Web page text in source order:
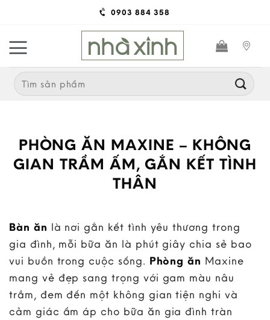
content
0903 884 358
Search
for:
PHÒNG ĂN MAXINE – KHÔNG
GIAN TRẦM ẤM, GẮN KẾT TÌNH
THÂN
Bàn ăn là nơi gắn kết tình yêu thương trong
gia đình, mỗi bữa ăn là phút giây chia sẻ bao
vui buồn trong cuộc sống. Phòng ăn Maxine
mang vẻ đẹp sang trọng với gam màu nâu
trầm, đem đến một không gian tiện nghi và
cảm giác ấm áp cho bữa ăn gia đình tràn